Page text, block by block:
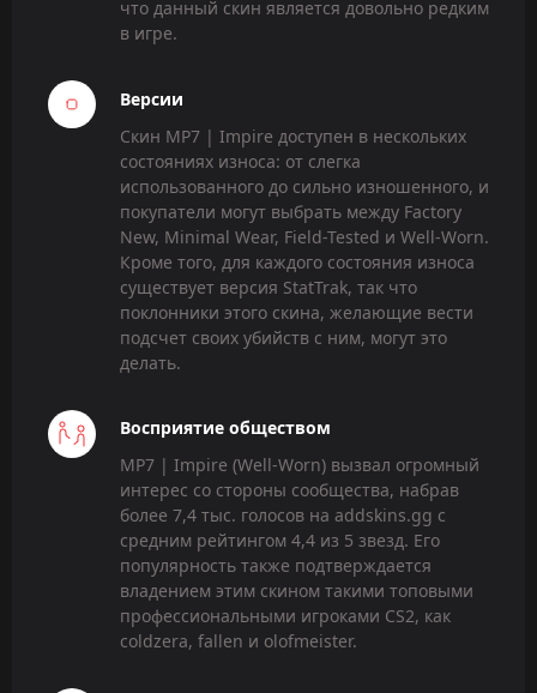
что данный скин является довольно редким
в игре.
Версии
Скин MP7 | Impire доступен в нескольких
состояниях износа: от слегка
использованного до сильно изношенного, и
покупатели могут выбрать между Factory
New, Minimal Wear, Field-Tested и Well-Worn.
Кроме того, для каждого состояния износа
существует версия StatTrak, так что
поклонники этого скина, желающие вести
подсчет своих убийств с ним, могут это
делать.
Восприятие обществом
MP7 | Impire (Well-Worn) вызвал огромный
интерес со стороны сообщества, набрав
более 7,4 тыс. голосов на addskins.gg с
средним рейтингом 4,4 из 5 звезд. Его
популярность также подтверждается
владением этим скином такими топовыми
профессиональными игроками CS2, как
coldzera, fallen и olofmeister.